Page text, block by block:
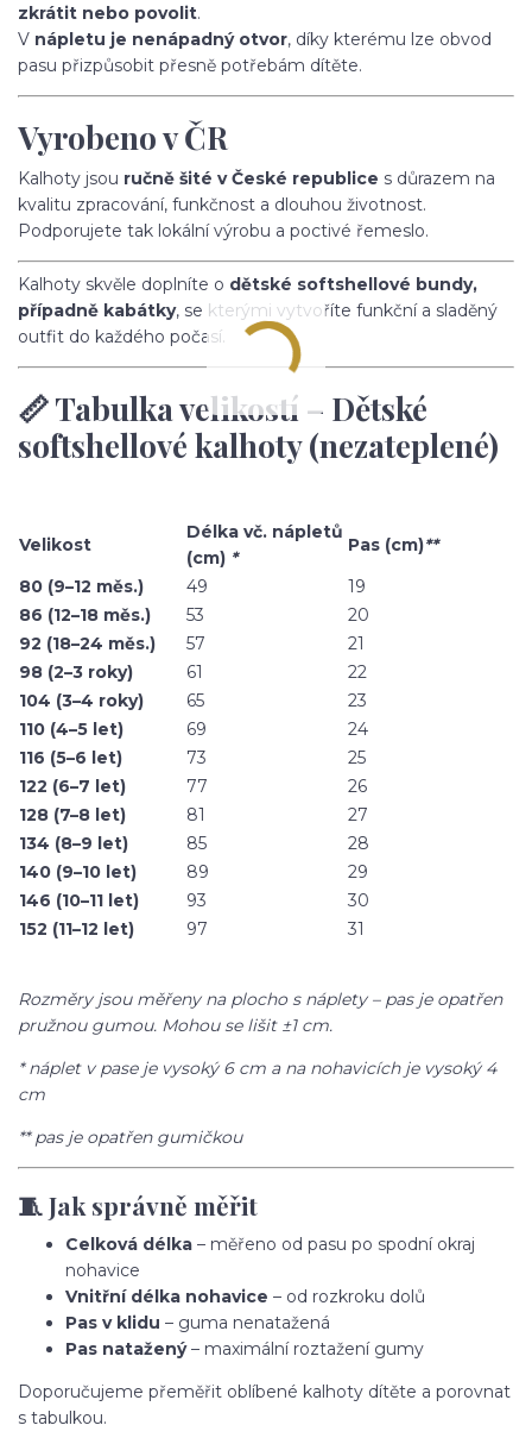
zkrátit nebo povolit.
V nápletu je nenápadný otvor, díky kterému lze obvod
pasu přizpůsobit přesně potřebám dítěte.
Vyrobeno v ČR
Kalhoty jsou ručně šité v České republice s důrazem na
kvalitu zpracování, funkčnost a dlouhou životnost.
Podporujete tak lokální výrobu a poctivé řemeslo.
Kalhoty skvěle doplníte o dětské softshellové bundy,
případně kabátky, se kterými vytvoříte funkční a sladěný
outfit do každého počasí.
📏 Tabulka velikostí – Dětské
softshellové kalhoty (nezateplené)
Velikost
Délka vč. nápletů
(cm) *
Pas (cm)**
80 (9–12 měs.)
49
19
86 (12–18 měs.)
53
20
92 (18–24 měs.)
57
21
98 (2–3 roky)
61
22
104 (3–4 roky)
65
23
110 (4–5 let)
69
24
116 (5–6 let)
73
25
122 (6–7 let)
77
26
128 (7–8 let)
81
27
134 (8–9 let)
85
28
140 (9–10 let)
89
29
146 (10–11 let)
93
30
152 (11–12 let)
97 31
Rozměry jsou měřeny na plocho s náplety – pas je opatřen
pružnou gumou. Mohou se lišit ±1 cm.
* náplet v pase je vysoký 6 cm a na nohavicích je vysoký 4
cm
** pas je opatřen gumičkou
🧵 Jak správně měřit
Celková délka – měřeno od pasu po spodní okraj
nohavice
Vnitřní délka nohavice – od rozkroku dolů
Pas v klidu – guma nenatažená
Pas natažený– maximální roztažení gumy
Doporučujeme přeměřit oblíbené kalhoty dítěte a porovnat
s tabulkou.